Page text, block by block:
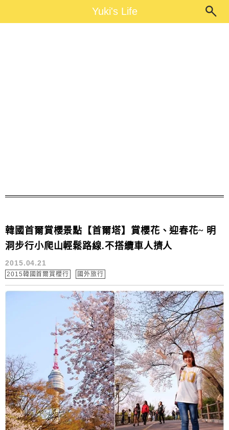
Yuki's LifeYuki's Life
韓國首爾賞櫻景點【首爾塔】賞櫻花、迎春花~ 明
洞步行小爬山輕鬆路線.不搭纜車人擠人
2015.04.21
2015韓國首爾賞櫻行 國外旅行